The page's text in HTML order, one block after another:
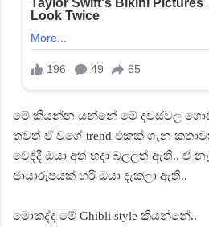
මේ කියන්න යන්නේ මේ දවස්වල
තවත් ඒ වගේ trend එකක් ගැන
වෙද්දී ඔයා අත් හදා බලලත් ඇති.. ඒ
ඡායාරූපයක් හරි ඔයා දැකලා ඇති..
මොකද්ද මේ Ghibli style කියන්නේ..